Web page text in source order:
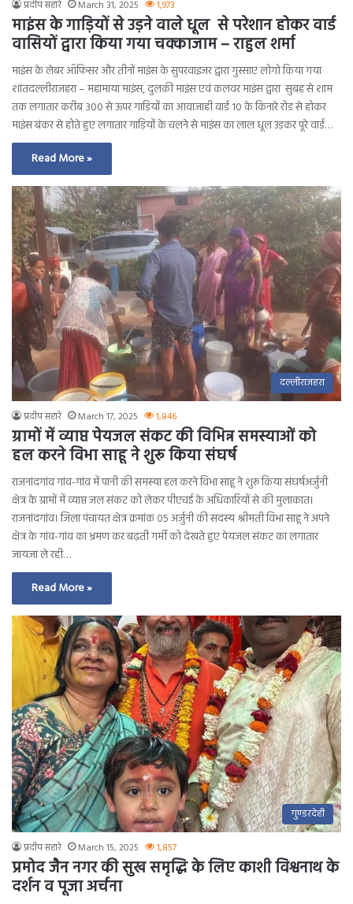
प्रदीप सहारे March 31, 2025 1,973
माइंस के गाड़ियों से उड़ने वाले धूल से परेशान होकर वार्ड
वासियों द्वारा किया गया चक्काजाम – राहुल शर्मा
माइंस के लेबर ऑफिसर और तीनों माइंस के सुपरवाइजर द्वारा गुस्साए लोगो किया गया
शांतदल्लीराजहरा – महामाया माइंस, दुलकी माइंस एवं कलवर माइंस द्वारा सुबह से शाम
तक लगातार करीब 300 से ऊपर गाड़ियों का आवाजाही वार्ड 10 के किनारे रोड से होकर
माइंस बंकर से होते हुए लगातार गाड़ियों के चलने से माइंस का लाल धूल उड़कर पूरे वार्ड…
Read More »
दल्लीराजहरा
प्रदीप सहारे March 17, 2025 1,846
ग्रामों में व्याप्त पेयजल संकट की विभिन्न समस्याओं को
हल करने विभा साहू ने शुरू किया संघर्ष
राजनांदगांव गांव-गांव में पानी की समस्या हल करने विभा साहू ने शुरू किया संघर्षअर्जुनी
क्षेत्र के ग्रामों में व्याप्त जल संकट को लेकर पीएचई के अधिकारियों से की मुलाकात।
राजनांदगांव। जिला पंचायत क्षेत्र क्रमांक ०5 अर्जुनी की सदस्य श्रीमती विभा साहू ने अपने
क्षेत्र के गांव-गांव का भ्रमण कर बढ़ती गर्मी को देखते हुए पेयजल संकट का लगातार
जायजा ले रही…
Read More »
गुण्डरदेही
प्रदीप सहारे March 15, 2025 1,857
प्रमोद जैन नगर की सुख समृद्धि के लिए काशी विश्वनाथ के
दर्शन व पूजा अर्चना